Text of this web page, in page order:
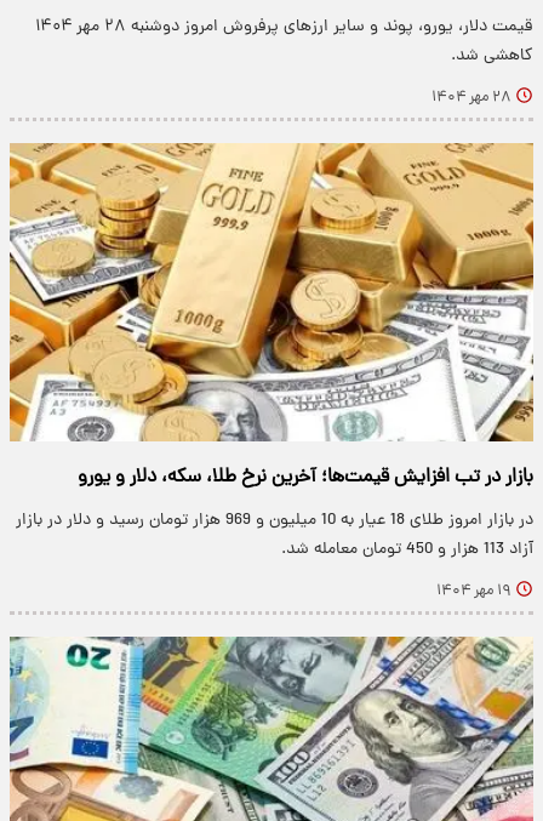
قیمت دلار، یورو، پوند و سایر ارزهای پرفروش امروز دوشنبه ۲۸ مهر ۱۴۰۴
کاهشی شد.
۲۸ مهر ۱۴۰۴
بازار در تب افزایش قیمت‌ها؛ آخرین نرخ طلا، سکه، دلار و یورو
در بازار امروز طلای 18 عیار به 10 میلیون و 969 هزار تومان رسید و دلار در بازار
آزاد 113 هزار و 450 تومان معامله شد.
۱۹ مهر ۱۴۰۴